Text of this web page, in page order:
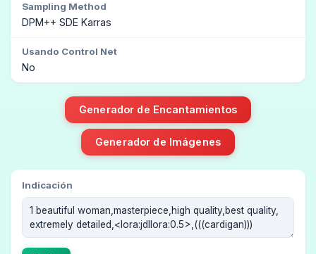
Sampling Method
DPM++ SDE Karras
Usando Control Net
No
Generador de Encantamientos
Generador de Imágenes
Indicación